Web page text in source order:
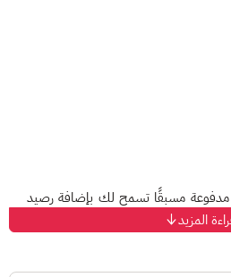
مسبقًا تسمح لك بإضافة رصيد
المزيد